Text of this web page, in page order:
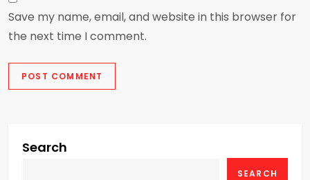
Save my name, email, and website in this browser for
the next time I comment.
Search
SEARCH